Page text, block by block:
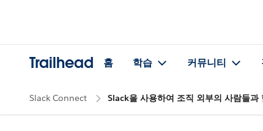
Trailhead 홈 학습 커뮤니티
Slack Connect Slack을 사용하여 조직 외부의 사람들과